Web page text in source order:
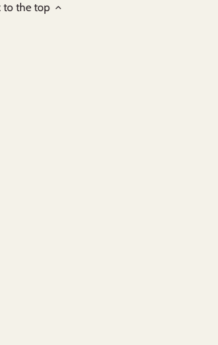
to the top